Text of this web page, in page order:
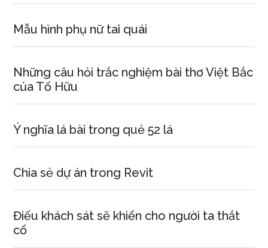
Mẫu hình phụ nữ tai quái
Những câu hỏi trắc nghiệm bài thơ Việt Bắc
của Tố Hữu
Ý nghĩa lá bài trong quẻ 52 lá
Chia sẻ dự án trong Revit
Điếu khách sát sẽ khiển cho người ta thắt
cổ